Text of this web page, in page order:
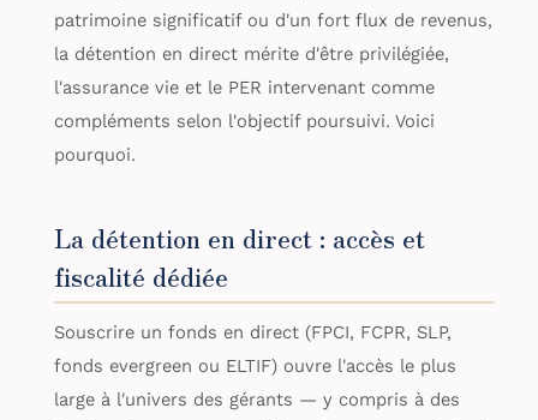
patrimoine significatif ou d'un fort flux de revenus,
la détention en direct mérite d'être privilégiée,
l'assurance vie et le PER intervenant comme
compléments selon l'objectif poursuivi. Voici
pourquoi.
La détention en direct : accès et
fiscalité dédiée
Souscrire un fonds en direct (FPCI, FCPR, SLP,
fonds evergreen ou ELTIF) ouvre l'accès le plus
large à l'univers des gérants — y compris à des